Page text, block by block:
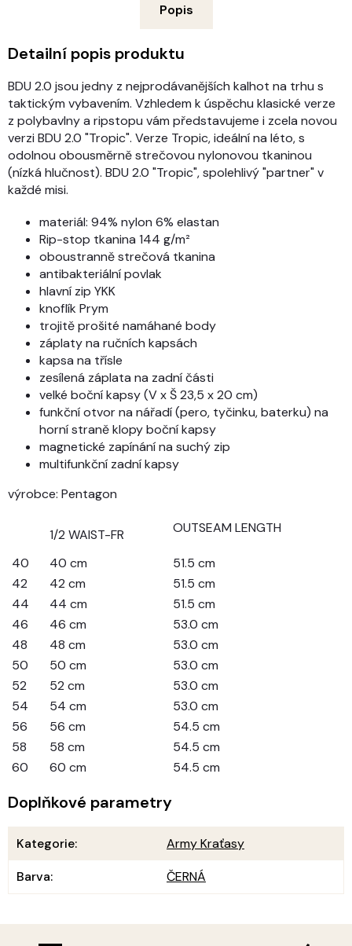
Popis
Detailní popis produktu
BDU 2.0 jsou jedny z nejprodávanějších kalhot na trhu s
taktickým vybavením. Vzhledem k úspěchu klasické verze
z polybavlny a ripstopu vám představujeme i zcela novou
verzi BDU 2.0 "Tropic". Verze Tropic, ideální na léto, s
odolnou obousměrně strečovou nylonovou tkaninou
(nízká hlučnost). BDU 2.0 "Tropic", spolehlivý "partner" v
každé misi.
materiál: 94% nylon 6% elastan
Rip-stop tkanina 144 g/m²
oboustranně strečová tkanina
antibakteriální povlak
hlavní zip YKK
knoflík Prym
trojitě prošité namáhané body
záplaty na ručních kapsách
kapsa na třísle
zesílená záplata na zadní části
velké boční kapsy (V x Š 23,5 x 20 cm)
funkční otvor na nářadí (pero, tyčinku, baterku) na
horní straně klopy boční kapsy
magnetické zapínání na suchý zip
multifunkční zadní kapsy
výrobce: Pentagon
1/2 WAIST-FR OUTSEAM LENGTH
40 40 cm
51.5 cm
42
42 cm
51.5 cm
44
44 cm
51.5 cm
46
46 cm
53.0 cm
48
48 cm
53.0 cm
50
50 cm
53.0 cm
52
52 cm
53.0 cm
54
54 cm
53.0 cm
56
56 cm
54.5 cm
58
58 cm
54.5 cm
60
60 cm 54.5 cm
Doplňkové parametry
Kategorie:
Army Kraťasy
Barva: ČERNÁ